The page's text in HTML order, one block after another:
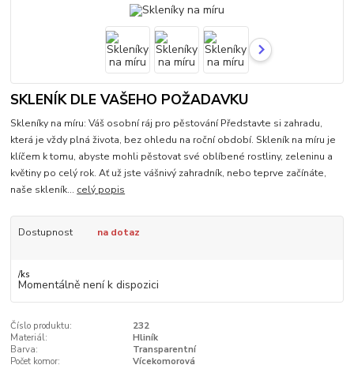
SKLENÍK DLE VAŠEHO POŽADAVKU
Skleníky na míru: Váš osobní ráj pro pěstování Představte si zahradu,
která je vždy plná života, bez ohledu na roční období. Skleník na míru je
klíčem k tomu, abyste mohli pěstovat své oblíbené rostliny, zeleninu a
květiny po celý rok. Ať už jste vášnivý zahradník, nebo teprve začínáte,
naše skleník... celý popis
Dostupnost na dotaz
/ks
Momentálně není k dispozici
Číslo produktu:
232
Materiál:
Hliník
Barva:
Transparentní
Počet komor:
Vícekomorová